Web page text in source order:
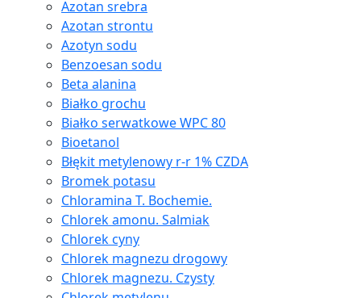
Azotan srebra
Azotan strontu
Azotyn sodu
Benzoesan sodu
Beta alanina
Białko grochu
Białko serwatkowe WPC 80
Bioetanol
Błękit metylenowy r-r 1% CZDA
Bromek potasu
Chloramina T. Bochemie.
Chlorek amonu. Salmiak
Chlorek cyny
Chlorek magnezu drogowy
Chlorek magnezu. Czysty